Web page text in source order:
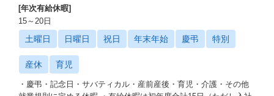
[年次有給休暇]
15～20日
土曜日 日曜日 祝日 年末年始 慶弔 特別
産休 育児
・慶弔・記念日・サバティカル・産前産後・育児・介護・その他